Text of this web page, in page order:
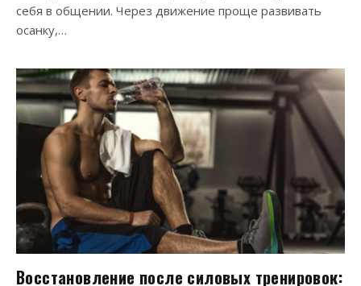
себя в общении. Через движение проще развивать
осанку,…
Восстановление после силовых тренировок: